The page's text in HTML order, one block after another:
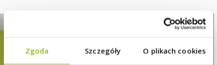
Zgoda Szczegóły O plikach cookies